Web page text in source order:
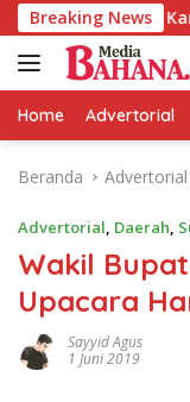
Langsung
ke
konten
Breaking News
Karya
Home Advertorial
Beranda Advertorial
Advertorial, Daerah,
Wakil
Upacara
Sayyid Agus
1 Juni 2019